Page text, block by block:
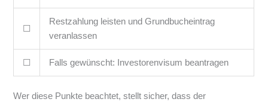
☐
Restzahlung leisten und Grundbucheintrag
veranlassen
☐ Falls gewünscht: Investorenvisum beantragen
Wer diese Punkte beachtet, stellt sicher, dass der